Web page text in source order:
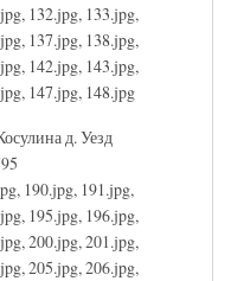
132.jpg, 133.jpg,
137.jpg, 138.jpg,
142.jpg, 143.jpg,
147.jpg, 148.jpg
д. Уезд
190.jpg, 191.jpg,
195.jpg, 196.jpg,
200.jpg, 201.jpg,
205.jpg, 206.jpg,